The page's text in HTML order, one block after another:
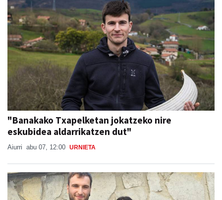
"Banakako Txapelketan jokatzeko nire
eskubidea aldarrikatzen dut"
Aiurri abu 07, 12:00 URNIETA